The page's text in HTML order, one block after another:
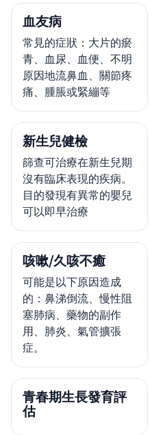
血友病
常見的症狀：大片的瘀
青、血尿、血便、不明
原因地流鼻血、關節疼
痛、腫脹或緊繃等
新生兒健檢
篩查可治療在新生兒期
沒有臨床表現的疾病。
目的發現有異常的嬰兒
可以即早治療
咳嗽/久咳不癒
可能是以下原因造成
的：鼻涕倒流、慢性阻
塞肺病、藥物的副作
用、肺炎、氣管擴張
症。
青春期生長發育評
估